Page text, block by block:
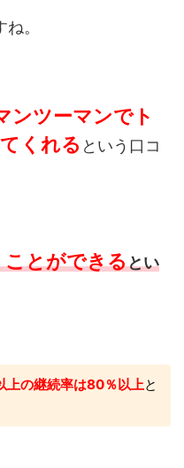
。
ンツーマンでト
くれる という口コ
とができるとい
上の継続率は80％以上と